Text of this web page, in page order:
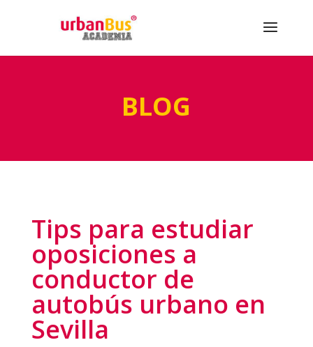
BLOG
Tips para estudiar
oposiciones a
conductor de
autobús urbano en
Sevilla